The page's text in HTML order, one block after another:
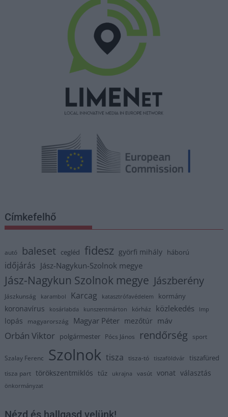
Címkefelhő
autó baleset cegléd fidesz györfi mihály háború
időjárás Jász-Nagykun-Szolnok megye
Jász-Nagykun Szolnok megye Jászberény
Jászkunság karambol Karcag katasztrófavédelem kormány
koronavírus kosárlabda kunszentmárton kórház közlekedés lmp
lopás magyarország Magyar Péter mezőtúr máv
Orbán Viktor polgármester Pócs János rendőrség sport
Szalay Ferenc Szolnok tisza tisza-tó tiszaföldvár tiszafüred
tisza part törökszentmiklós tűz ukrajna vasút vonat választás
önkormányzat
Nézd és hallgasd velünk!